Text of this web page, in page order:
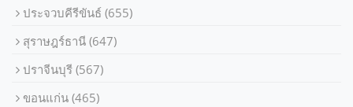
ประจวบคีรีขันธ์
(655)
สุราษฎร์ธานี
(647)
ปราจีนบุรี
(567)
ขอนแก่น
(465)